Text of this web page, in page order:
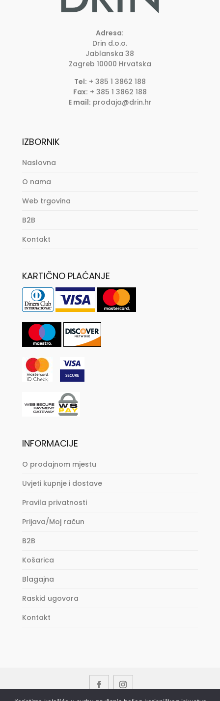
Adresa:
Drin d.o.o.
Jablanska 38
Zagreb 10000 Hrvatska
Tel: + 385 1 3862 188
Fax: + 385 1 3862 188
E mail: prodaja@drin.hr
IZBORNIK
Naslovna
O nama
Web trgovina
B2B
Kontakt
KARTIČNO PLAĆANJE
INFORMACIJE
O prodajnom mjestu
Uvjeti kupnje i dostave
Pravila privatnosti
Prijava/Moj račun
B2B
Košarica
Blagajna
Raskid ugovora
Kontakt